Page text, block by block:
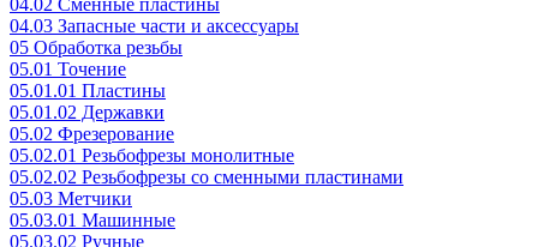
04.02 Сменные пластины
04.03 Запасные части и аксессуары
05 Обработка резьбы
05.01 Точение
05.01.01 Пластины
05.01.02 Державки
05.02 Фрезерование
05.02.01 Резьбофрезы монолитные
05.02.02 Резьбофрезы со сменными пластинами
05.03 Метчики
05.03.01 Машинные
05.03.02 Ручные